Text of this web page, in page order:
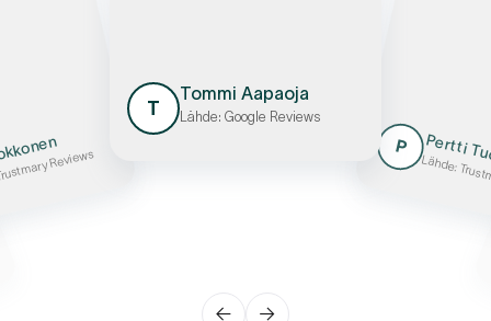
Reviews
T
Tommi Aapaoja
Lähde: Google Reviews
P Pertti
Lähde:
← →